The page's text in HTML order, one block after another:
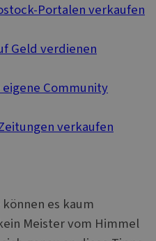
Portalen verkaufen
Geld verdienen
Community
verkaufen
es kaum
Meister vom Himmel